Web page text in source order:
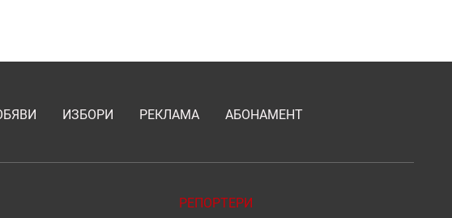
ИЗБОРИ РЕКЛАМА АБОНАМЕНТ
РЕПОРТЕРИ